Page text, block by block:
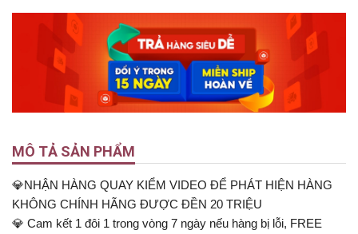
MÔ TẢ SẢN PHẨM
💎NHẬN HÀNG QUAY KIỂM VIDEO ĐỂ PHÁT HIỆN HÀNG
KHÔNG CHÍNH HÃNG ĐƯỢC ĐỀN 20 TRIỆU
💎 Cam kết 1 đôi 1 trong vòng 7 ngày nếu hàng bị lỗi, FREE